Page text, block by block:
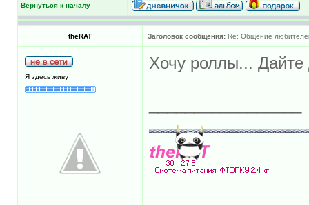
Вернуться к началу
theRAT Заголовок сообщения: Re: Общение
Я здесь живу
Хочу роллы... Дайте